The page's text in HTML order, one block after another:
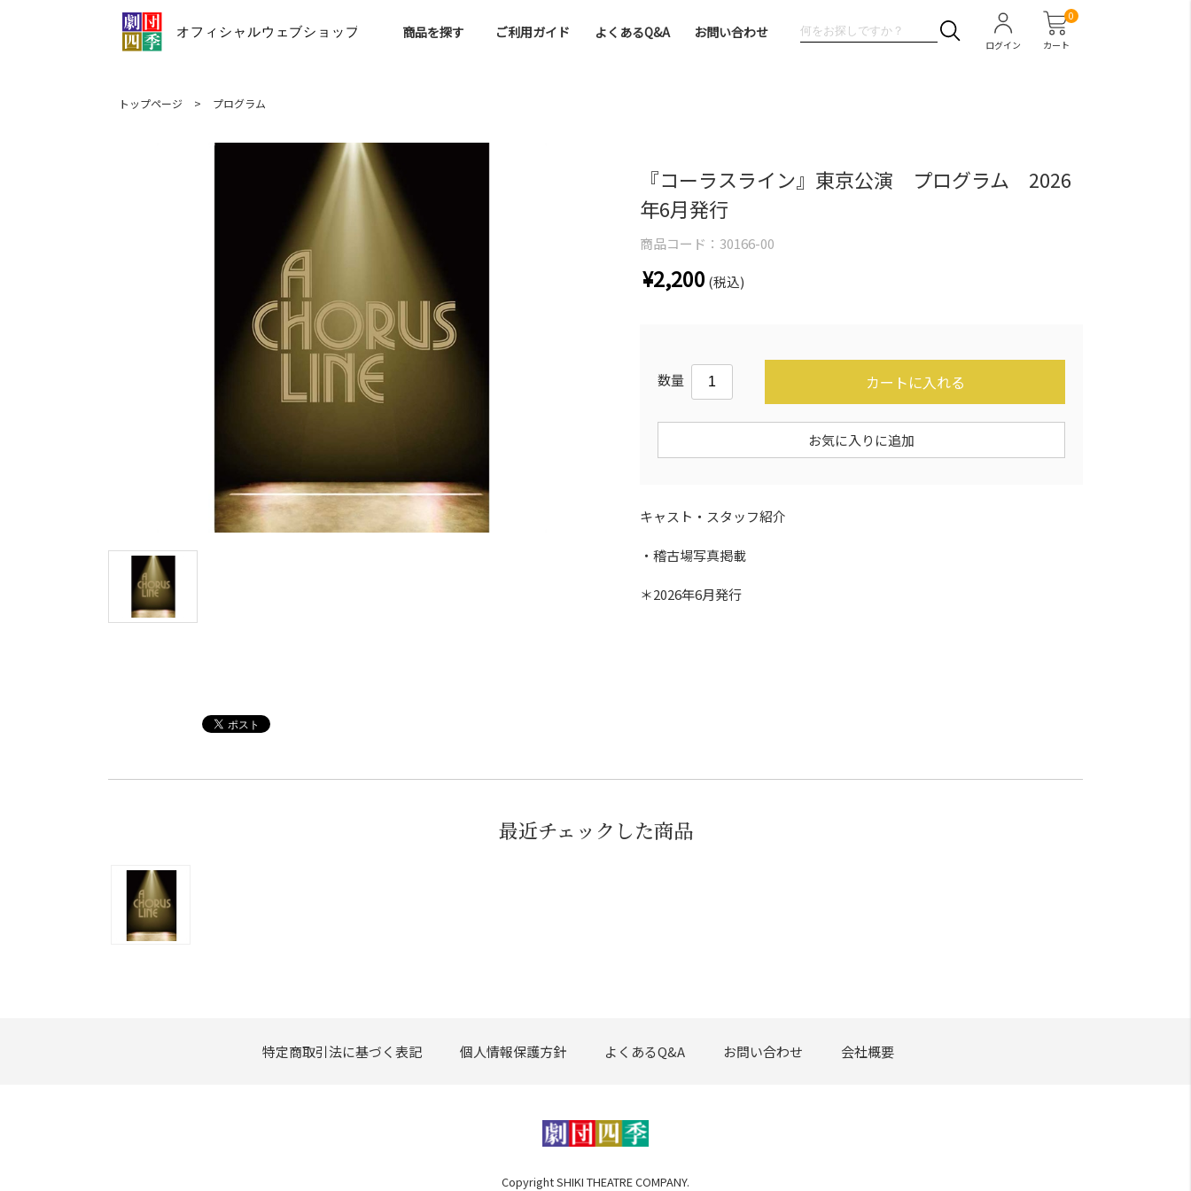
商品を探す ご利用ガイド よくあるQ&A お問い合わせ
カート
0
ログイン
トップページ > プログラム
『コーラスライン』東京公演 プログラム 2026
年6月発行
商品コード： 30166-00
¥2,200 (税込)
数量 カートに入れる
お気に入りに追加
キャスト・スタッフ紹介
・稽古場写真掲載
＊2026年6月発行
最近チェックした商品
特定商取引法に基づく表記 個人情報保護方針 よくあるQ&A お問い合わせ 会社概要
Copyright SHIKI THEATRE COMPANY.